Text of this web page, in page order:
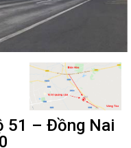
51 – Đồng Nai